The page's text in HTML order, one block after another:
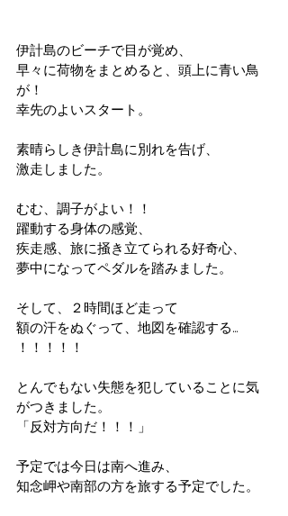
伊計島のビーチで目が覚め、
早々に荷物をまとめると、頭上に青い鳥
が！
幸先のよいスタート。
素晴らしき伊計島に別れを告げ、
激走しました。
むむ、調子がよい！！
躍動する身体の感覚、
疾走感、旅に掻き立てられる好奇心、
夢中になってペダルを踏みました。
そして、２時間ほど走って
額の汗をぬぐって、地図を確認する…
！！！！！
とんでもない失態を犯していることに気
がつきました。
「反対方向だ！！！」
予定では今日は南へ進み、
知念岬や南部の方を旅する予定でした。